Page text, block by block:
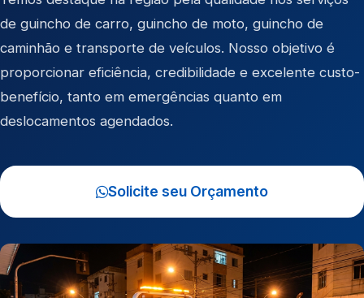
de guincho de carro, guincho de moto, guincho de
caminhão e transporte de veículos. Nosso objetivo é
proporcionar eficiência, credibilidade e excelente custo-
benefício, tanto em emergências quanto em
deslocamentos agendados.
Solicite seu Orçamento